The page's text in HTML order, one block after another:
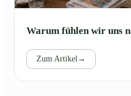
Warum fühlen wir uns
Zum Artikel →